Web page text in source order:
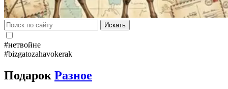
Искать
#нетвойне
#bizgatozahavokerak
Подарок Разное